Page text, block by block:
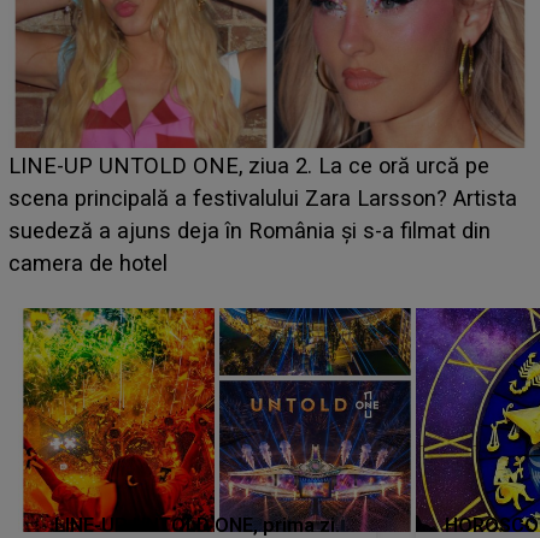
Ce a dezvăluit noua concurentă din "Casa Iubirii" l-a
luat prin surprindere pe Emanuel. CINE ESTE
BĂIATUL VIZAT de Alexandra?! Aflându-se în fața
faptului împlinit, A RECUNOSCUT IMEDIAT: "Am
LINE-UP UNTOLD ONE, prima zi.